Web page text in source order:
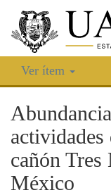
Ver ítem
actividades
cañón
México